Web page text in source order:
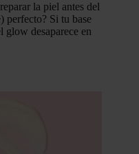
la piel antes del
perfecto? Si tu base
glow desaparece en